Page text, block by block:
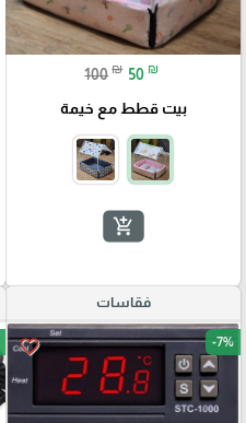
100 ₪ 50 ₪
بيت قطط مع خيمة
add_shopping_cart
فقاسات
favorite_border -7%